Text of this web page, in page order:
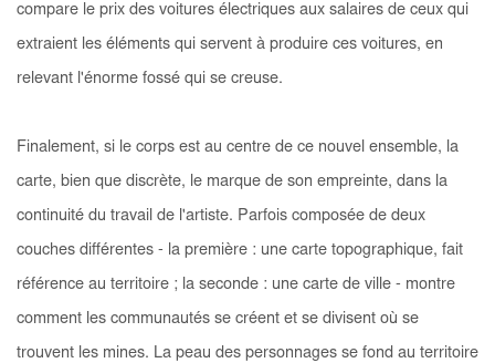
compare le prix des voitures électriques aux salaires de ceux qui
extraient les éléments qui servent à produire ces voitures, en
relevant l'énorme fossé qui se creuse.
Finalement, si le corps est au centre de ce nouvel ensemble, la
carte, bien que discrète, le marque de son empreinte, dans la
continuité du travail de l'artiste. Parfois composée de deux
couches différentes - la première : une carte topographique, fait
référence au territoire ; la seconde : une carte de ville - montre
comment les communautés se créent et se divisent où se
trouvent les mines. La peau des personnages se fond au territoire